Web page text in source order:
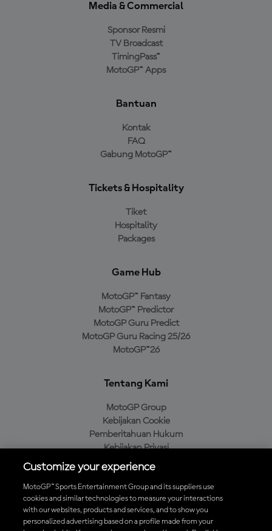
Media & Commercial
Sponsor Resmi
TV Broadcast
TimingPass™
MotoGP™ Apps
Bantuan
Kontak
FAQ
Gabung MotoGP™
Tickets & Hospitality
Tiket
Hospitality
Packages
Game Hub
MotoGP™ Fantasy
MotoGP™ Predictor
MotoGP Guru Predict
MotoGP Guru Racing 25/26
MotoGP™26
Tentang Kami
MotoGP Group
Kebijakan Cookie
Pemberitahuan Hukum
Kebijakan Privasi
Kebijakan Pembelian
Unduh Aplikasi Resmi MotoGP™
Customize your experience
MotoGP™ Sports Entertainment Group and its suppliers use
cookies and similar technologies to measure your interactions
with our websites, products and services, and to show you
personalized advertising based on a profile made from your